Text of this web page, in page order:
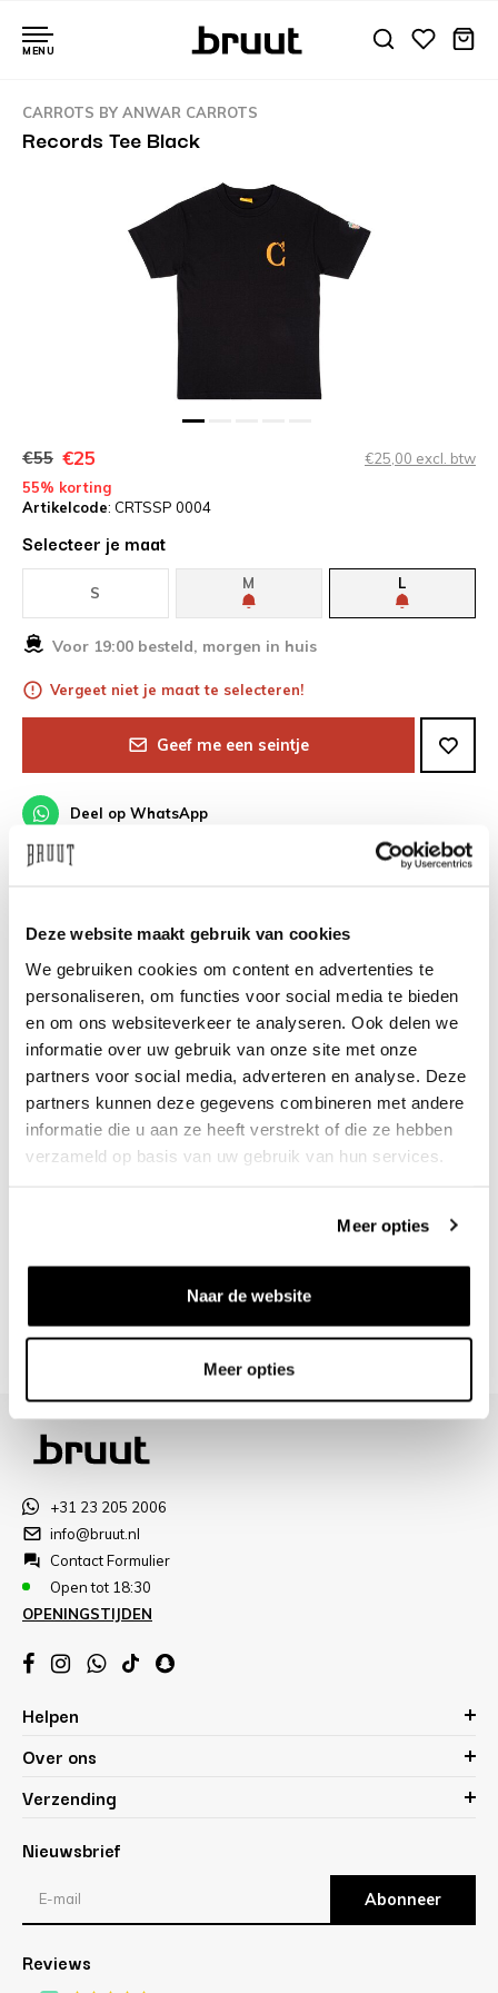
Deze website maakt gebruik van cookies
We gebruiken cookies om content en advertenties te
personaliseren, om functies voor social media te bieden
en om ons websiteverkeer te analyseren. Ook delen we
informatie over uw gebruik van onze site met onze
partners voor social media, adverteren en analyse. Deze
partners kunnen deze gegevens combineren met andere
informatie die u aan ze heeft verstrekt of die ze hebben
verzameld op basis van uw gebruik van hun services.
Meer opties
Naar de website
Meer opties
MENU
CARROTS BY ANWAR CARROTS
Records Tee Black
€55 €25
€25,00 excl. btw
55% korting
Artikelcode: CRTSSP 0004
Selecteer je maat
S
M L
Voor 19:00 besteld, morgen in huis
Vergeet niet je maat te selecteren!
Geef me een seintje
Deel op WhatsApp
Voor 19:00 besteld, morgen in huis*
/10 op Feedback Company
Hulp nodig? We helpen
Over dit product
+31 23 205 2006
info@bruut.nl
Contact Formulier
Open tot 18:30
OPENINGSTIJDEN
Helpen
Over ons
Verzending
Nieuwsbrief
Abonneer
Reviews